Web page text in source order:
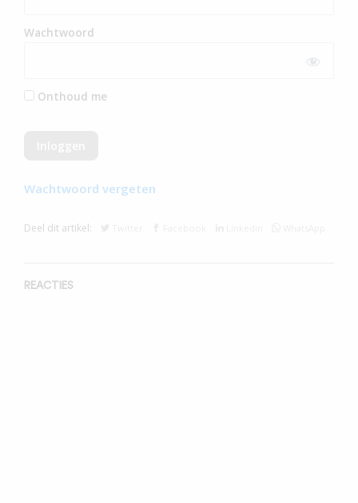
Wachtwoord
Onthoud me
Wachtwoord vergeten
Deel dit artikel:
REACTIES